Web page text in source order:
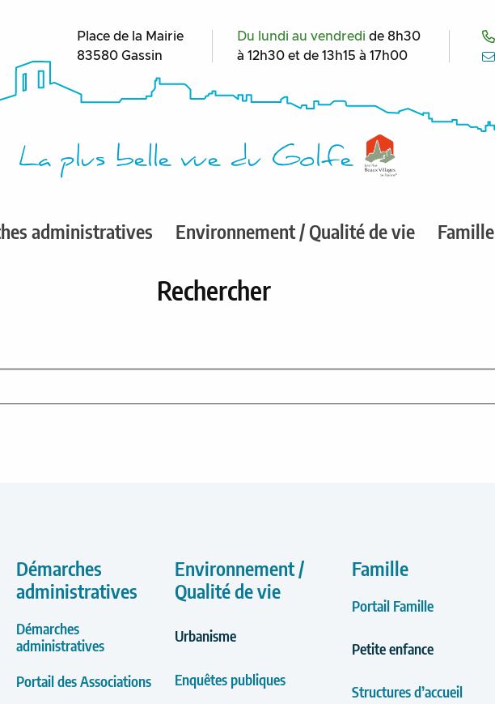
Place de la Mairie
83580 Gassin
Du lundi au vendredi de 8h30
à 12h30 et de 13h15 à 17h00
La plus belle vue du Golfe
administratives Environnement / Qualité de vie Famille
Rechercher
Démarches
administratives
Démarches
administratives
Portail des Associations
Environnement /
Qualité de vie
Urbanisme
Enquêtes publiques
Famille
Portail Famille
Petite enfance
Structures d’accueil